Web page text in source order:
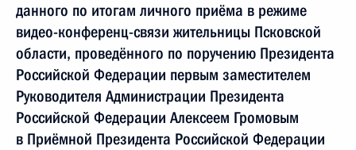
данного по итогам личного приёма в режиме
видео-конференц-связи жительницы Псковской
области, проведённого по поручению Президента
Российской Федерации первым заместителем
Руководителя Администрации Президента
Российской Федерации Алексеем Громовым
в Приёмной Президента Российской Федерации